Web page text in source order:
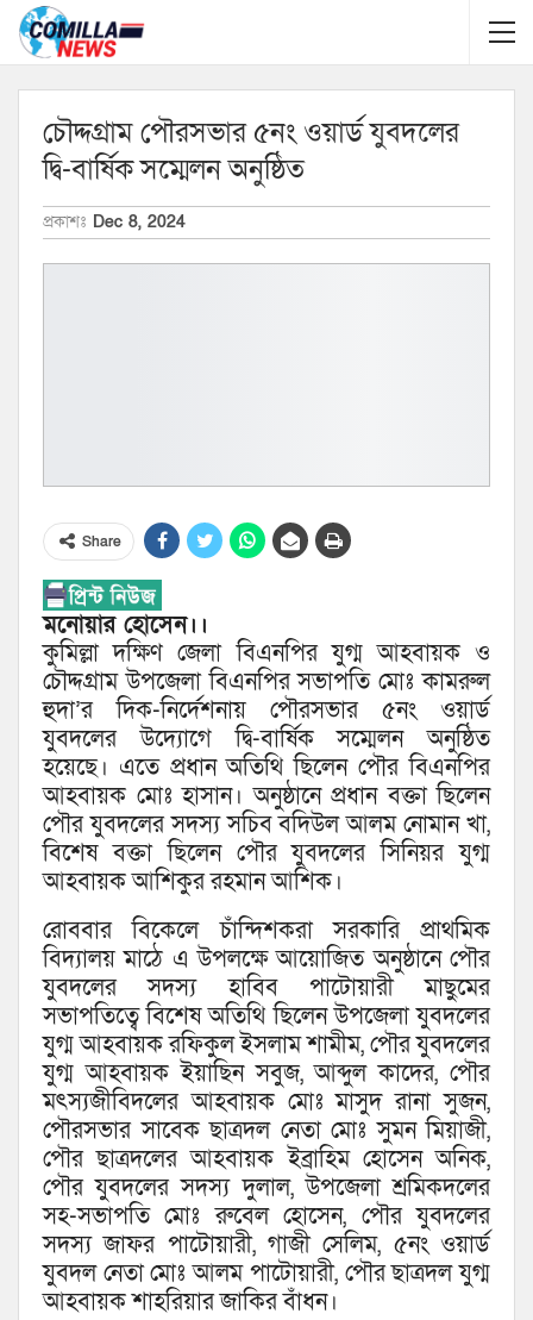
চৌদ্দগ্রাম পৌরসভার ৫নং ওয়ার্ড যুবদলের
দ্বি-বার্ষিক সম্মেলন অনুষ্ঠিত
প্রকাশঃ Dec 8, 2024
Share
মনোয়ার হোসেন।।
কুমিল্লা দক্ষিণ জেলা বিএনপির যুগ্ম আহবায়ক ও
চৌদ্দগ্রাম উপজেলা বিএনপির সভাপতি মোঃ কামরুল
হুদা’র দিক-নির্দেশনায় পৌরসভার ৫নং ওয়ার্ড
যুবদলের উদ্যোগে দ্বি-বার্ষিক সম্মেলন অনুষ্ঠিত
হয়েছে। এতে প্রধান অতিথি ছিলেন পৌর বিএনপির
আহবায়ক মোঃ হাসান। অনুষ্ঠানে প্রধান বক্তা ছিলেন
পৌর যুবদলের সদস্য সচিব বদিউল আলম নোমান খা,
বিশেষ বক্তা ছিলেন পৌর যুবদলের সিনিয়র যুগ্ম
আহবায়ক আশিকুর রহমান আশিক।
রোববার বিকেলে চাঁন্দিশকরা সরকারি প্রাথমিক
বিদ্যালয় মাঠে এ উপলক্ষে আয়োজিত অনুষ্ঠানে পৌর
যুবদলের সদস্য হাবিব পাটোয়ারী মাছুমের
সভাপতিত্বে বিশেষ অতিথি ছিলেন উপজেলা যুবদলের
যুগ্ম আহবায়ক রফিকুল ইসলাম শামীম, পৌর যুবদলের
যুগ্ম আহবায়ক ইয়াছিন সবুজ, আব্দুল কাদের, পৌর
মৎস্যজীবিদলের আহবায়ক মোঃ মাসুদ রানা সুজন,
পৌরসভার সাবেক ছাত্রদল নেতা মোঃ সুমন মিয়াজী,
পৌর ছাত্রদলের আহবায়ক ইব্রাহিম হোসেন অনিক,
পৌর যুবদলের সদস্য দুলাল, উপজেলা শ্রমিকদলের
সহ-সভাপতি মোঃ রুবেল হোসেন, পৌর যুবদলের
সদস্য জাফর পাটোয়ারী, গাজী সেলিম, ৫নং ওয়ার্ড
যুবদল নেতা মোঃ আলম পাটোয়ারী, পৌর ছাত্রদল যুগ্ম
আহবায়ক শাহরিয়ার জাকির বাঁধন।